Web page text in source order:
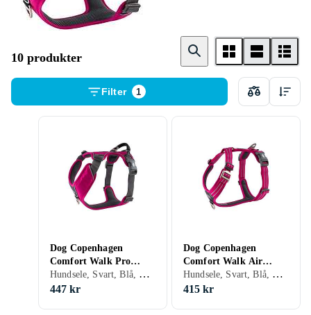
Hundsele
10 produkter
Filter 1
Dog Copenhagen
Comfort Walk Pro
Harness XS
Hundsele, Svart, Blå, Röd, Orange, Grön, Rosa, Lila, Hundar
447 kr
Dog Copenhagen
Comfort Walk Air
Harness XS
Hundsele, Svart, Blå, Röd, Orange, Grön, Rosa, Lila, Hundar
415 kr